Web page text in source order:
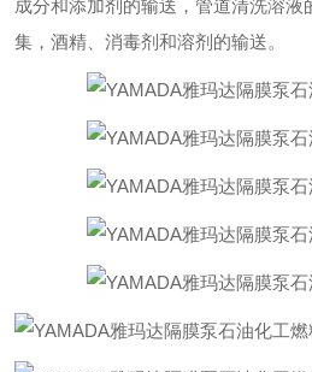
成分和添加剂的输送，管道清洗溶液
集，酒精、消毒剂和溶剂的输送。